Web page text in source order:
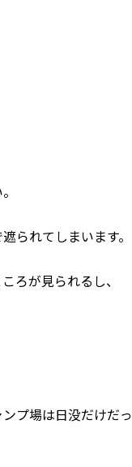
られてしまいます。
ろが見られるし、
プ場は日没だけだっ